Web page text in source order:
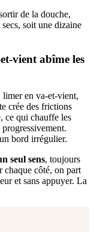
de la douche,
soit une dizaine
vient abîme les
limer en va-et-vient,
crée des frictions
ce qui chauffe les
bord irrégulier.
seul sens, toujours
chaque côté, on part
et sans appuyer. La